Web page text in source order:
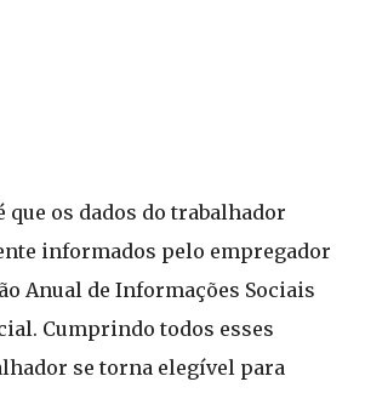
que os dados do trabalhador
informados pelo empregador
Anual de Informações Sociais
Cumprindo todos esses
se torna elegível para